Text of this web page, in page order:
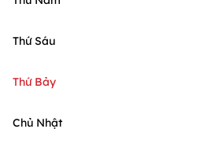
Thứ Sáu
Thứ Bảy
Chủ Nhật